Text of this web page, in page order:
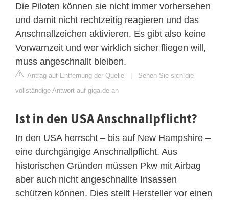
Die Piloten können sie nicht immer vorhersehen
und damit nicht rechtzeitig reagieren und das
Anschnallzeichen aktivieren. Es gibt also keine
Vorwarnzeit und wer wirklich sicher fliegen will,
muss angeschnallt bleiben.
Antrag auf Entfernung der Quelle | Sehen Sie sich die
vollständige Antwort auf giga.de an
Ist in den USA Anschnallpflicht?
In den USA herrscht – bis auf New Hampshire –
eine durchgängige Anschnallpflicht. Aus
historischen Gründen müssen Pkw mit Airbag
aber auch nicht angeschnallte Insassen
schützen können. Dies stellt Hersteller vor einen